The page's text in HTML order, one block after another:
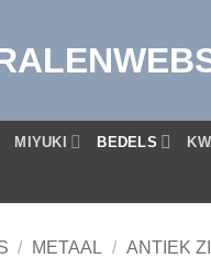
MIYUKI BEDELS
/ METAAL / ANTIEK